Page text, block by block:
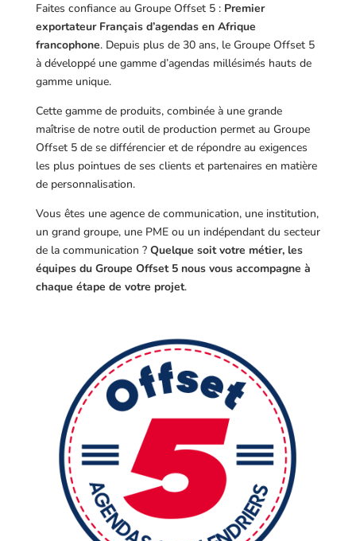
Faites confiance au Groupe Offset 5 : Premier
exportateur Français d’agendas en Afrique
francophone. Depuis plus de 30 ans, le Groupe Offset 5
à développé une gamme d’agendas millésimés hauts de
gamme unique.
Cette gamme de produits, combinée à une grande
maîtrise de notre outil de production permet au Groupe
Offset 5 de se différencier et de répondre au exigences
les plus pointues de ses clients et partenaires en matière
de personnalisation.
Vous êtes une agence de communication, une institution,
un grand groupe, une PME ou un indépendant du secteur
de la communication ? Quelque soit votre métier, les
équipes du Groupe Offset 5 nous vous accompagne à
chaque étape de votre projet.